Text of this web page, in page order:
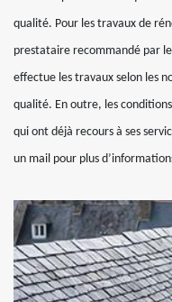
qualité. Pour les travaux de
prestataire recommandé par
effectue les travaux selon les
qualité. En outre, les
qui ont déjà recours à ses
un mail pour plus